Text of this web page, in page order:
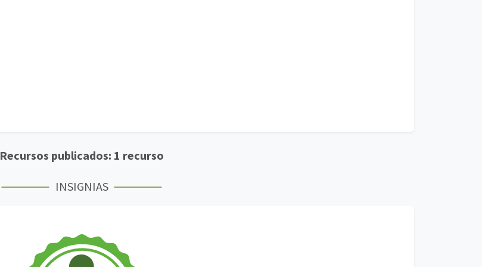
Recursos publicados: 1 recurso
INSIGNIAS